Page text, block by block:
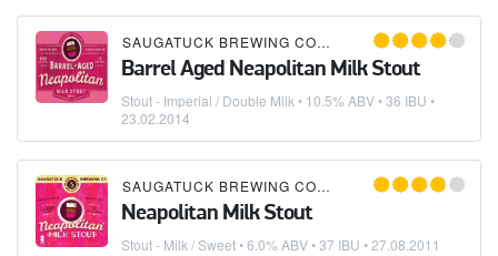
SAUGATUCK BREWING COMPANY
Barrel Aged Neapolitan Milk Stout
Stout - Imperial / Double Milk • 10.5% ABV • 36 IBU •
23.02.2014
SAUGATUCK BREWING COMPANY
Neapolitan Milk Stout
Stout - Milk / Sweet• 6.0% ABV • 37 IBU •27.08.2011